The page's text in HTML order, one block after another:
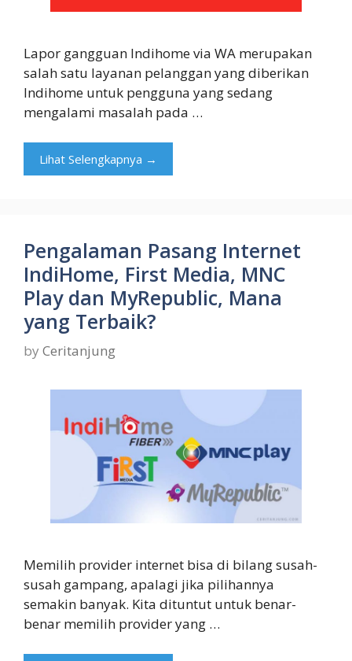
Lapor gangguan Indihome via WA merupakan
salah satu layanan pelanggan yang diberikan
Indihome untuk pengguna yang sedang
mengalami masalah pada …
Lihat Selengkapnya →
Pengalaman Pasang Internet
IndiHome, First Media, MNC
Play dan MyRepublic, Mana
yang Terbaik?
by Ceritanjung
Memilih provider internet bisa di bilang susah-
susah gampang, apalagi jika pilihannya
semakin banyak. Kita dituntut untuk benar-
benar memilih provider yang …